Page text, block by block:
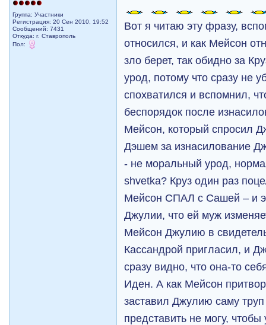
Группа: Участники
Регистрация: 20 Сен 2010, 19:52
Сообщений: 7431
Откуда: г. Ставрополь
Пол:
Вот я читаю эту фразу,
относился, и как Мейсон
зло берет, так обидно за
урод, потому что сразу не
спохватился и вспомнил,
беспорядок после
Мейсон, который спросил
Дэшем за изнасилование
- не моральный урод,
shvetka? Круз один раз
Мейсон СПАЛ с Сашей – и
Джулии, что ей муж
Мейсон Джулию в
Кассандрой пригласил, и
сразу видно, что она-то
Иден. А как Мейсон
заставил Джулию саму
представить не могу,